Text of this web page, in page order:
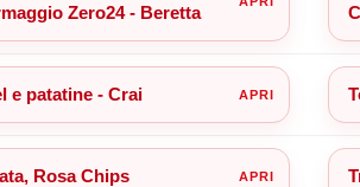
Zero24 - Beretta
e patatine - Crai
Rosa Chips